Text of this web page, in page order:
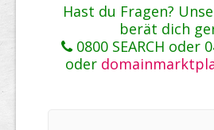
Hast du Fragen?
berät dich
0800 SEARCH oder
oder